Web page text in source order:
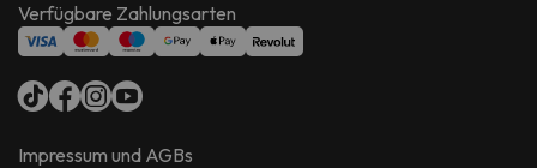
Verfügbare Zahlungsarten
Impressum und AGBs